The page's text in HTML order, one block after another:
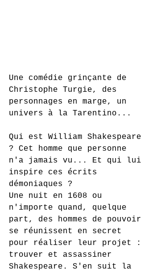
Une comédie grinçante de
Christophe Turgie, des
personnages en marge, un
univers à la Tarentino...
Qui est William Shakespeare
? Cet homme que personne
n'a jamais vu... Et qui lui
inspire ces écrits
démoniaques ?
Une nuit en 1608 ou
n'importe quand, quelque
part, des hommes de pouvoir
se réunissent en secret
pour réaliser leur projet :
trouver et assassiner
Shakespeare. S'en suit la